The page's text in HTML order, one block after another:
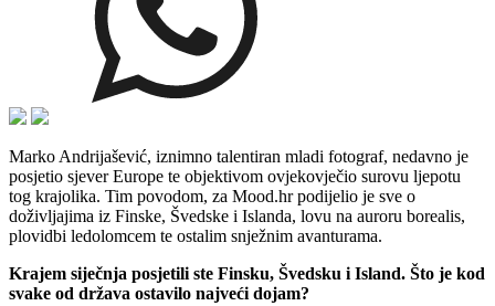
Marko Andrijašević, iznimno talentiran mladi fotograf, nedavno je
posjetio sjever Europe te objektivom ovjekovječio surovu ljepotu
tog krajolika. Tim povodom, za Mood.hr podijelio je sve o
doživljajima iz Finske, Švedske i Islanda, lovu na auroru borealis,
plovidbi ledolomcem te ostalim snježnim avanturama.
Krajem siječnja posjetili ste Finsku, Švedsku i Island. Što je kod
svake od država ostavilo najveći dojam?